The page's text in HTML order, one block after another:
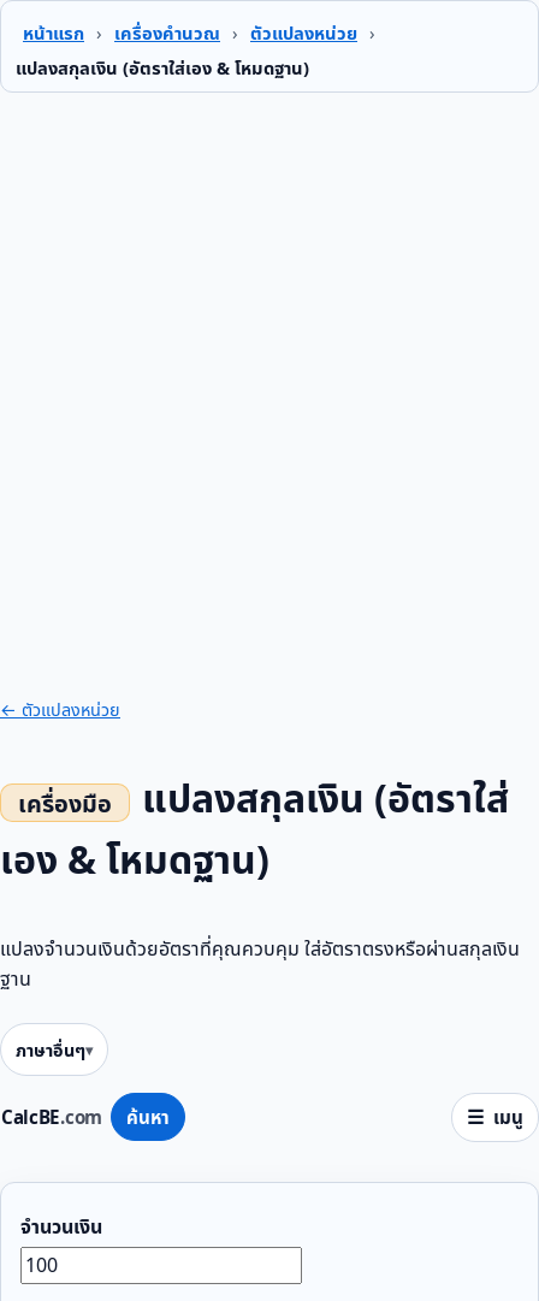
หน้าแรก › เครื่องคำนวณ › ตัวแปลงหน่วย ›
แปลงสกุลเงิน (อัตราใส่เอง & โหมดฐาน)
CalcBE.com ค้นหา เมนู
← ตัวแปลงหน่วย
แปลงสกุลเงิน (อัตราใส่
เอง & โหมดฐาน)
แปลงจำนวนเงินด้วยอัตราที่คุณควบคุม ใส่อัตราตรงหรือผ่านสกุลเงิน
ฐาน
ภาษาอื่นๆ
จำนวนเงิน